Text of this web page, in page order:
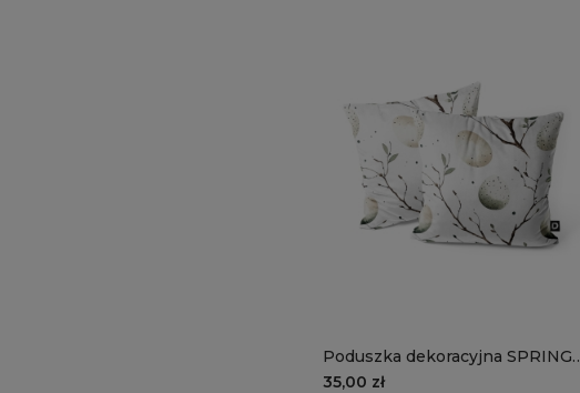
Poduszka dekoracyjna SPRING
wzór SP23 | pisanki
35,00 zł